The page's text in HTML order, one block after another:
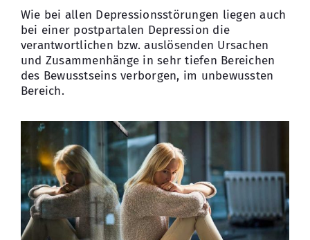
Wie bei allen Depressionsstörungen liegen auch
bei einer postpartalen Depression die
verantwortlichen bzw. auslösenden Ursachen
und Zusammenhänge in sehr tiefen Bereichen
des Bewusstseins verborgen, im unbewussten
Bereich.